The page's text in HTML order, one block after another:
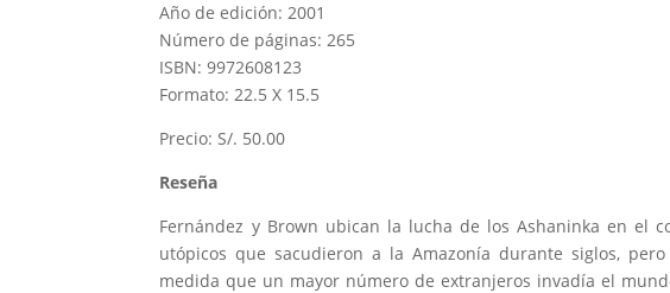
Año de edición: 2001
Número de páginas: 265
ISBN: 9972608123
Formato: 22.5 X 15.5
Precio: S/. 50.00
Reseña
Fernández y Brown ubican la lucha de los Ashaninka en el
utópicos que sacudieron a la Amazonía durante siglos,
medida que un mayor número de extranjeros invadía el